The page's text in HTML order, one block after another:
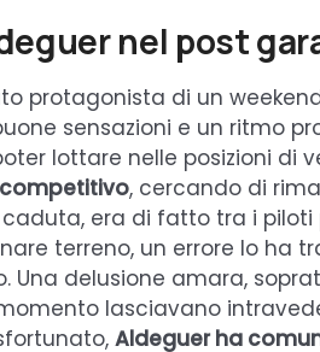
nel post
protagonista di un
sensazioni e un ritmo
lottare nelle posizioni di
, cercando di
era di fatto tra i
terreno, un errore lo ha
Una delusione amara,
lasciavano
Aldeguer ha